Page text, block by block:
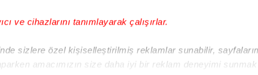
ve cihazlarını tanımlayarak çalışırlar.
sizlere özel kişiselleştirilmiş reklamlar sunabilir,
amacımızın size daha iyi bir reklam deneyimi